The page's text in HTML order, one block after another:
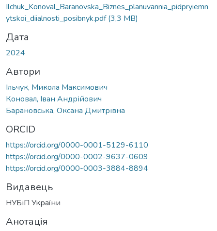
Ilchuk_Konoval_Baranovska_Biznes_planuvannia_pidpryiemn
ytskoi_diialnosti_posibnyk.pdf(3,3 MB)
Дата
2024
Автори
Ільчук, Микола Максимович
Коновал, Іван Андрійович
Барановська, Оксана Дмитрівна
ORCID
https://orcid.org/0000-0001-5129-6110
https://orcid.org/0000-0002-9637-0609
https://orcid.org/0000-0003-3884-8894
Видавець
НУБіП України
Анотація